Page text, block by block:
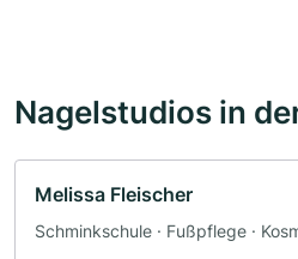
Nagelstudios in
Melissa Fleischer
Schminkschule · Fußpflege ·